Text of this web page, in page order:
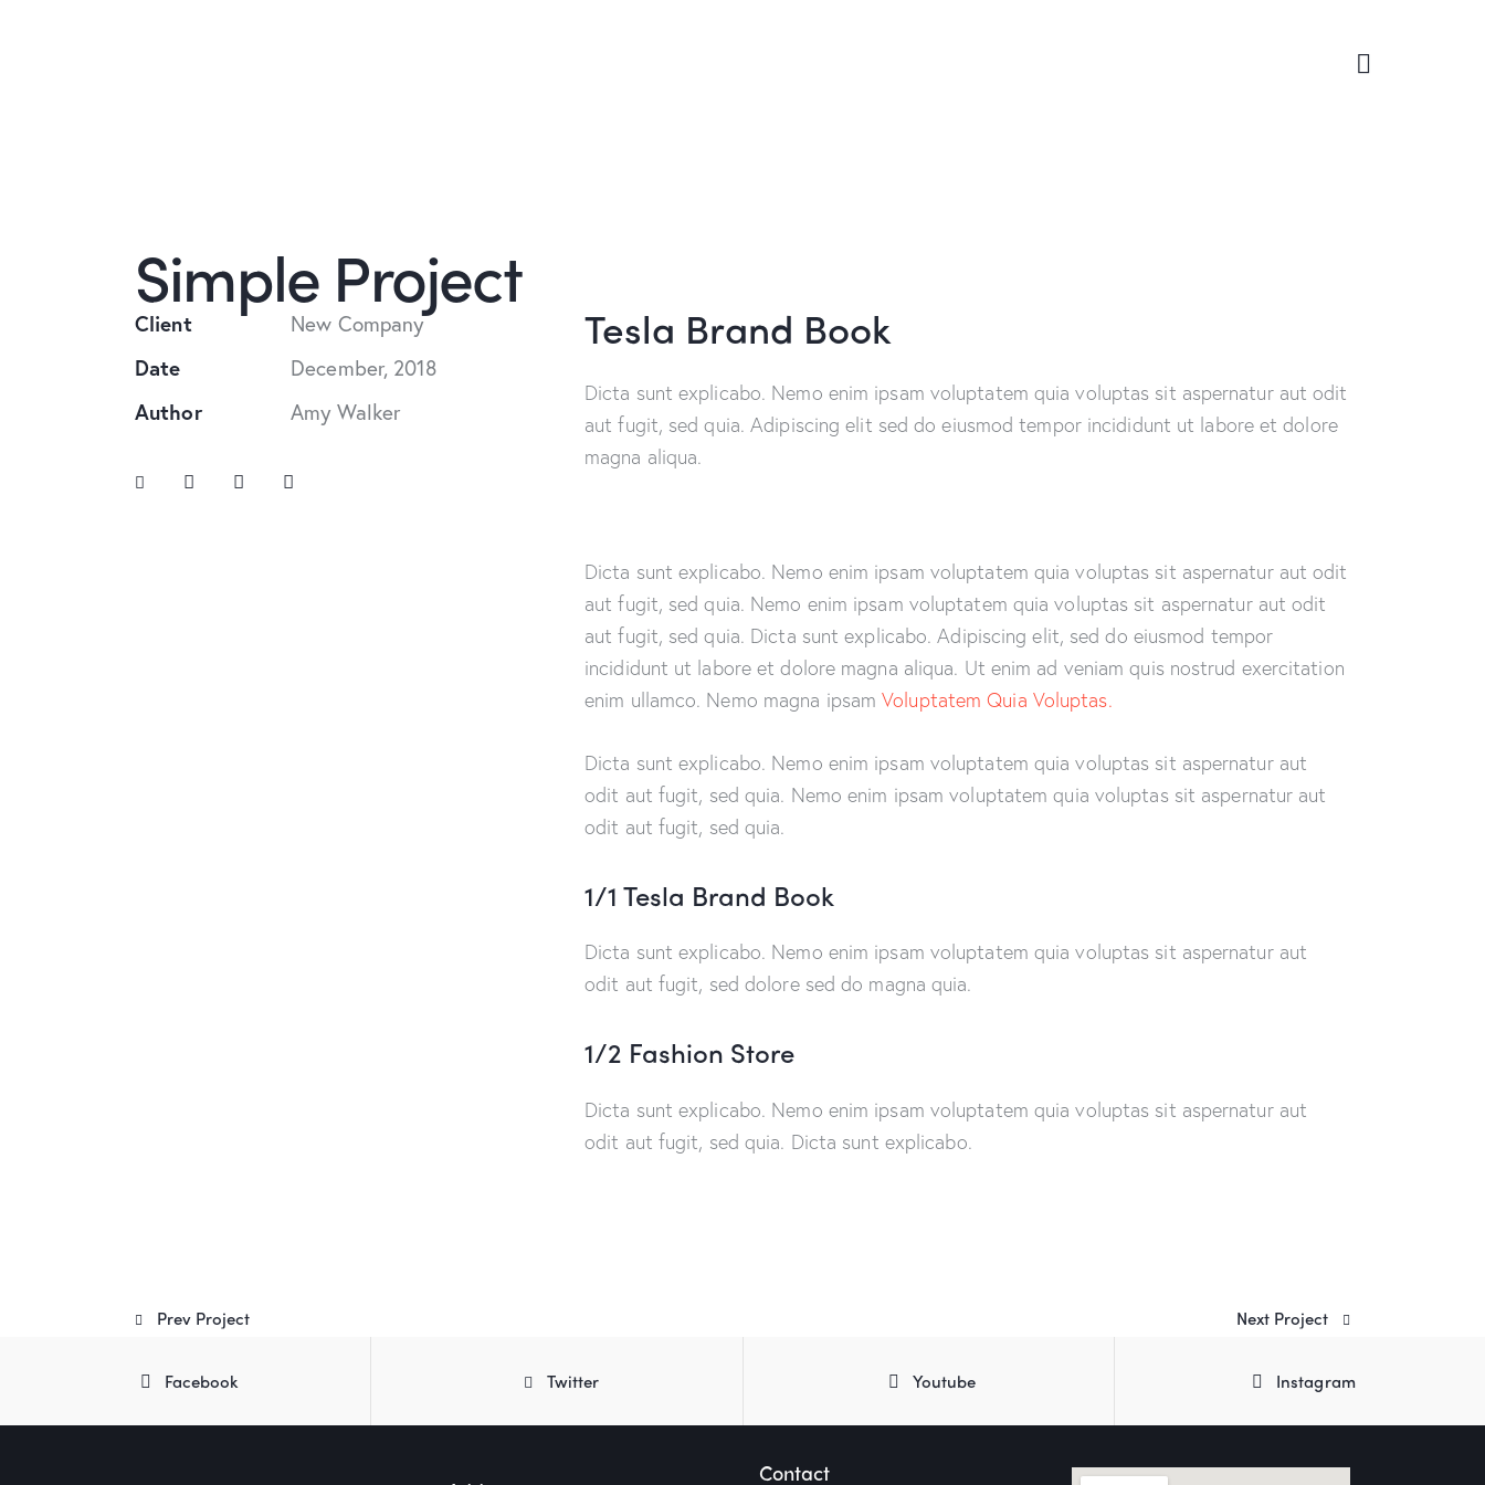
Simple Project
Client
New Company
Date
December, 2018
Author
Amy Walker
Tesla Brand Book
Dicta sunt explicabo. Nemo enim ipsam voluptatem quia voluptas sit aspernatur aut odit
aut fugit, sed quia. Adipiscing elit sed do eiusmod tempor incididunt ut labore et dolore
magna aliqua.
Dicta sunt explicabo. Nemo enim ipsam voluptatem quia voluptas sit aspernatur aut odit
aut fugit, sed quia. Nemo enim ipsam voluptatem quia voluptas sit aspernatur aut odit
aut fugit, sed quia. Dicta sunt explicabo. Adipiscing elit, sed do eiusmod tempor
incididunt ut labore et dolore magna aliqua. Ut enim ad veniam quis nostrud exercitation
enim ullamco. Nemo magna ipsamVoluptatem Quia Voluptas.
Dicta sunt explicabo. Nemo enim ipsam voluptatem quia voluptas sit aspernatur aut
odit aut fugit, sed quia. Nemo enim ipsam voluptatem quia voluptas sit aspernatur aut
odit aut fugit, sed quia.
1/1 Tesla Brand Book
Dicta sunt explicabo. Nemo enim ipsam voluptatem quia voluptas sit aspernatur aut
odit aut fugit, sed dolore sed do magna quia.
1/2 Fashion Store
Dicta sunt explicabo. Nemo enim ipsam voluptatem quia voluptas sit aspernatur aut
odit aut fugit, sed quia. Dicta sunt explicabo.
Prev Project Next Project
Facebook Twitter Youtube Instagram
Contact